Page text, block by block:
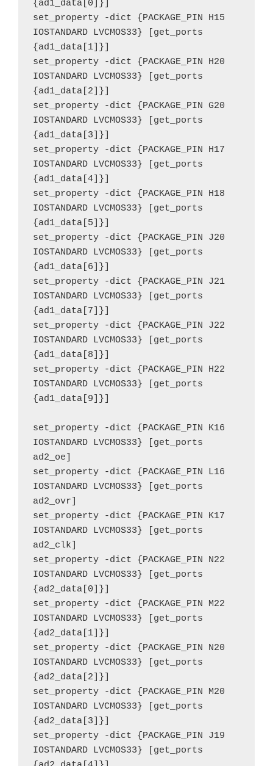
{ad1_data[0]}]
set_property -dict {PACKAGE_PIN H15
IOSTANDARD LVCMOS33} [get_ports
{ad1_data[1]}]
set_property -dict {PACKAGE_PIN H20
IOSTANDARD LVCMOS33} [get_ports
{ad1_data[2]}]
set_property -dict {PACKAGE_PIN G20
IOSTANDARD LVCMOS33} [get_ports
{ad1_data[3]}]
set_property -dict {PACKAGE_PIN H17
IOSTANDARD LVCMOS33} [get_ports
{ad1_data[4]}]
set_property -dict {PACKAGE_PIN H18
IOSTANDARD LVCMOS33} [get_ports
{ad1_data[5]}]
set_property -dict {PACKAGE_PIN J20
IOSTANDARD LVCMOS33} [get_ports
{ad1_data[6]}]
set_property -dict {PACKAGE_PIN J21
IOSTANDARD LVCMOS33} [get_ports
{ad1_data[7]}]
set_property -dict {PACKAGE_PIN J22
IOSTANDARD LVCMOS33} [get_ports
{ad1_data[8]}]
set_property -dict {PACKAGE_PIN H22
IOSTANDARD LVCMOS33} [get_ports
{ad1_data[9]}]
set_property -dict {PACKAGE_PIN K16
IOSTANDARD LVCMOS33} [get_ports
ad2_oe]
set_property -dict {PACKAGE_PIN L16
IOSTANDARD LVCMOS33} [get_ports
ad2_ovr]
set_property -dict {PACKAGE_PIN K17
IOSTANDARD LVCMOS33} [get_ports
ad2_clk]
set_property -dict {PACKAGE_PIN N22
IOSTANDARD LVCMOS33} [get_ports
{ad2_data[0]}]
set_property -dict {PACKAGE_PIN M22
IOSTANDARD LVCMOS33} [get_ports
{ad2_data[1]}]
set_property -dict {PACKAGE_PIN N20
IOSTANDARD LVCMOS33} [get_ports
{ad2_data[2]}]
set_property -dict {PACKAGE_PIN M20
IOSTANDARD LVCMOS33} [get_ports
{ad2_data[3]}]
set_property -dict {PACKAGE_PIN J19
IOSTANDARD LVCMOS33} [get_ports